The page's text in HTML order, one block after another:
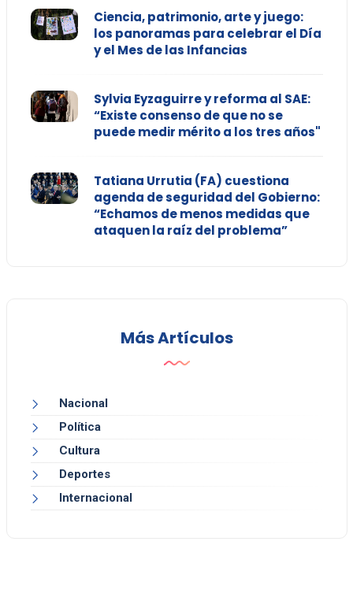
Ciencia, patrimonio, arte y juego:
los panoramas para celebrar el Día
y el Mes de las Infancias
Sylvia Eyzaguirre y reforma al SAE:
“Existe consenso de que no se
puede medir mérito a los tres años"
Tatiana Urrutia (FA) cuestiona
agenda de seguridad del Gobierno:
“Echamos de menos medidas que
ataquen la raíz del problema”
Más Artículos
Nacional
Política
Cultura
Deportes
Internacional